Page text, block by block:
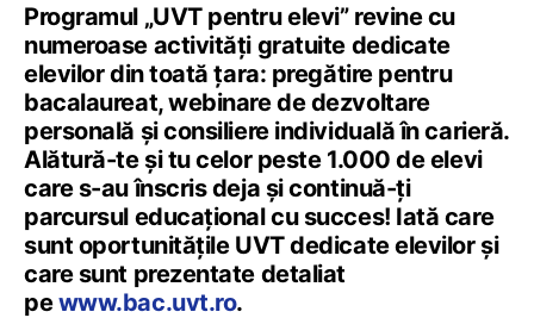
Programul „UVT pentru elevi” revine cu
numeroase activități gratuite dedicate
elevilor din toată țara: pregătire pentru
bacalaureat, webinare de dezvoltare
personală și consiliere individuală în carieră.
Alătură-te și tu celor peste 1.000 de elevi
care s-au înscris deja și continuă-ți
parcursul educațional cu succes! Iată care
sunt oportunitățile UVT dedicate elevilor și
care sunt prezentate detaliat
pewww.bac.uvt.ro.